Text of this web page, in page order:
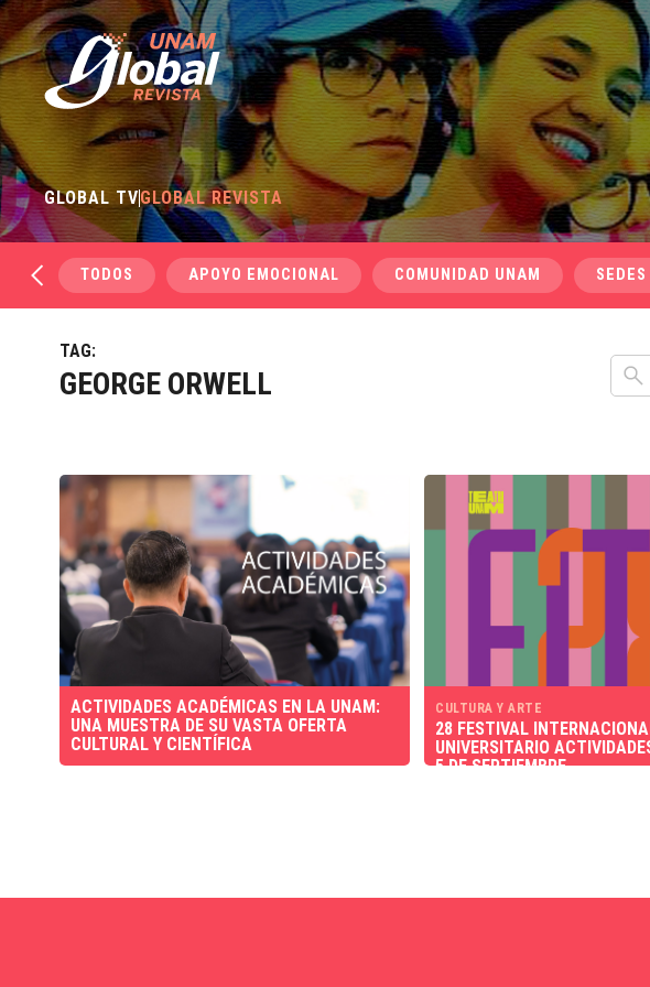
GLOBAL TVGLOBAL REVISTA
TODOS APOYO EMOCIONAL COMUNIDAD UNAM
TAG:
GEORGE ORWELL
ACTIVIDADES ACADÉMICAS EN LA UNAM:
UNA MUESTRA DE SU VASTA OFERTA
CULTURAL Y CIENTÍFICA
CULTURA Y ARTE
28 FESTIVAL
UNIVERSITARIO
5 DE SEPTIEMBRE